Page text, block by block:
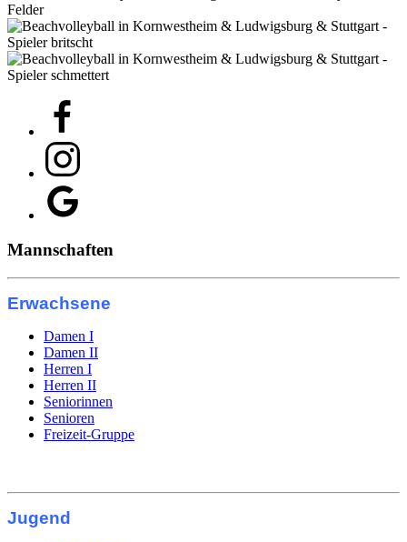
Mannschaften
Erwachsene
Damen I
Damen II
Herren I
Herren II
Seniorinnen
Senioren
Freizeit-Gruppe
Jugend